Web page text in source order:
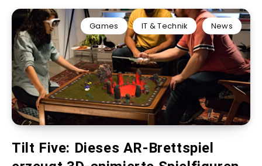
Games IT & Technik News
Tilt Five: Dieses AR-Brettspiel